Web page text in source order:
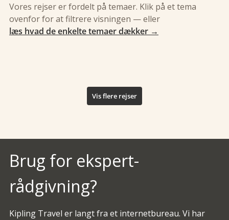
Vores rejser er fordelt på temaer. Klik på et tema
ovenfor for at filtrere visningen — eller
læs hvad de enkelte temaer dækker →
Klassisk Peru og Machu Picchu
14 dage fra 28.998,-
Argentina fra nord til syd
Vis flere rejser
Brug for ekspert-
rådgivning?
Kipling Travel er langt fra et internetbureau. Vi har